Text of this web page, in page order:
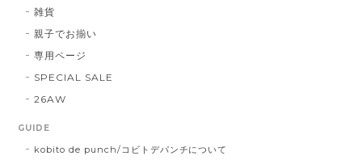
雑貨
親子でお揃い
専用ページ
SPECIAL SALE
26AW
GUIDE
kobito de punch/コビトデパンチについて